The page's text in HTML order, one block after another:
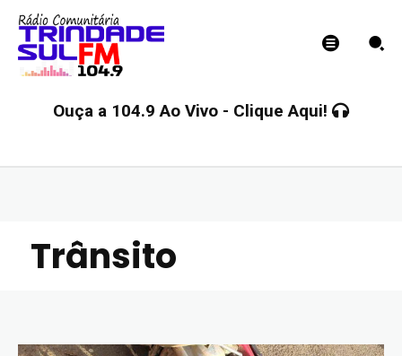
Ouça a 104.9 Ao Vivo - Clique Aqui!
Trânsito